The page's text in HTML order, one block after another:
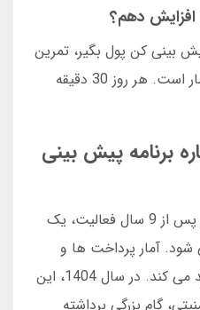
دهم؟
بینی کن پول بگیر، تمرین
در حالت آزمایشی و مطالعه آمار است. هر روز 30 دقیقه
برنامه پیش بینی
برنامه پیش بینی کن پول بگیر پس از 9 سال فعالیت، یک
آمار پرداخت ها و
تعداد کاربران، این ادعا را تایید می کند. در سال 1404، این
گام بزرگی برداشته